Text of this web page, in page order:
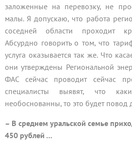
заложенные на перевозку, не
малы. Я допускаю, что работа
соседней области проходит
Абсурдно говорить о том, что
услуга оказывается так же. Что
они утверждены Региональной
ФАС сейчас проводит сейчас
специалисты выявят, что
необоснованны, то это будет повод
– В среднем уральской семье
450 рублей …